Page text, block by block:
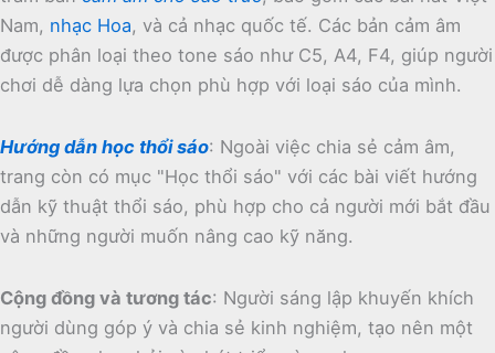
Nam, nhạc Hoa, và cả nhạc quốc tế. Các bản cảm âm
được phân loại theo tone sáo như C5, A4, F4, giúp người
chơi dễ dàng lựa chọn phù hợp với loại sáo của mình.
Hướng dẫn học thổi sáo: Ngoài việc chia sẻ cảm âm,
trang còn có mục "Học thổi sáo" với các bài viết hướng
dẫn kỹ thuật thổi sáo, phù hợp cho cả người mới bắt đầu
và những người muốn nâng cao kỹ năng.
Cộng đồng và tương tác: Người sáng lập khuyến khích
người dùng góp ý và chia sẻ kinh nghiệm, tạo nên một